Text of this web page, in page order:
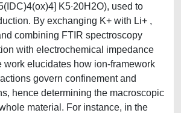
K5∙20H2O), used to
By exchanging K+ with Li+ ,
combining FTIR spectroscopy
with electrochemical impedance
work elucidates how ion-framework
govern confinement and
hence determining the macroscopic
material. For instance, in the